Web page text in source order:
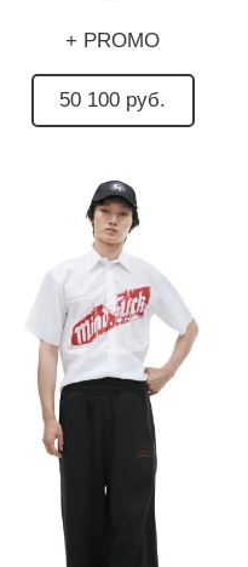
+ PROMO
50 100 руб.